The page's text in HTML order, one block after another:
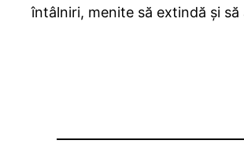
întâlniri, menite să extindă și